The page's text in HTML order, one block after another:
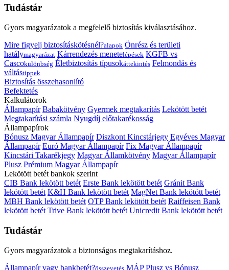
Tudástár
Gyors magyarázatok a megfelelő biztosítás kiválasztásához.
Mire figyelj biztosításkötésnél?alapok Önrész és területi
hatálymagyarázat Kárrendezés menetelépések KGFB vs
Cascokülönbség Életbiztosítás típusokáttekintés Felmondás és
váltástippek
Biztosítás összehasonlító
Befektetés
Kalkulátorok
Állampapír Babakötvény Gyermek megtakarítás Lekötött betét
Megtakarítási számla Nyugdíj előtakarékosság
Állampapírok
Bónusz Magyar Állampapír Diszkont Kincstárjegy Egyéves Magyar
Állampapír Euró Magyar Állampapír Fix Magyar Állampapír
Kincstári Takarékjegy Magyar Államkötvény Magyar Állampapír
Plusz Prémium Magyar Állampapír
Lekötött betét bankok szerint
CIB Bank lekötött betét Erste Bank lekötött betét Gránit Bank
lekötött betét K&H Bank lekötött betét MagNet Bank lekötött betét
MBH Bank lekötött betét OTP Bank lekötött betét Raiffeisen Bank
lekötött betét Trive Bank lekötött betét Unicredit Bank lekötött betét
Tudástár
Gyors magyarázatok a biztonságos megtakarításhoz.
Állampapír vagy bankbetét?összevetés MÁP Plusz vs Bónusz